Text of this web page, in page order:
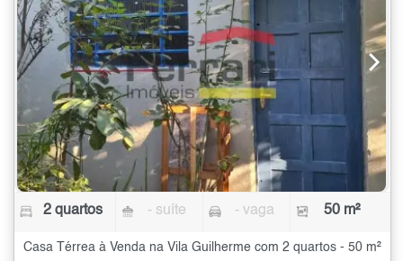
2 quartos - suíte - vaga 50 m²
Casa Térrea à Venda na Vila Guilherme com 2 quartos - 50 m²